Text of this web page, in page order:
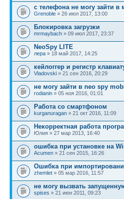
с телефона не могу зайти в
Grenoble » 26 июл 2017, 13:00
Блокировка загрузки
mrmaybach » 09 июл 2017, 23:37
NeoSpy LITE
лера » 18 май 2017, 14:25
кейлоггер и регистр
Vladovski » 21 сен 2016, 20:29
не могу зайти в neo spy
rodianin » 05 ноя 2016, 01:01
Работа со смартфоном
kurganuragan » 21 окт 2016, 11:09
Некорректная работа
Юлия » 27 мар 2013, 16:40
ошибка при установке на
Acumen » 21 сен 2015, 16:26
Ошибка при
zhemlet » 05 мар 2016, 11:57
не могу вызвать
spises » 21 июн 2011, 09:23